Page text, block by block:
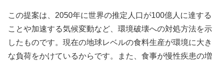
この提案は、2050年に世界の推定人口が100億人に達する
ことや加速する気候変動など、環境破壊への対処方法を示
したものです。現在の地球レベルの食料生産が環境に大き
な負荷をかけているからです。また、食事が慢性疾患の増